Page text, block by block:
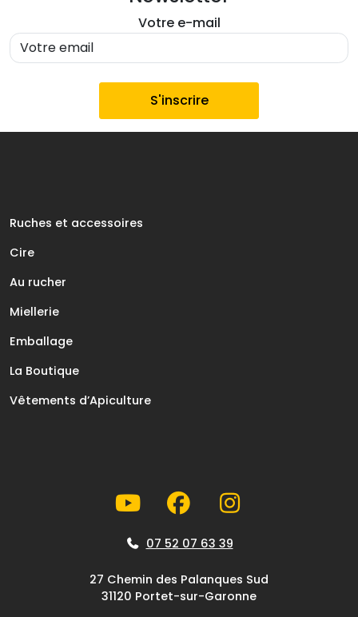
Votre e-mail
Ruches et accessoires
Cire
Au rucher
Miellerie
Emballage
La Boutique
Vêtements d’Apiculture
07 52 07 63 39
27 Chemin des Palanques Sud
31120 Portet-sur-Garonne